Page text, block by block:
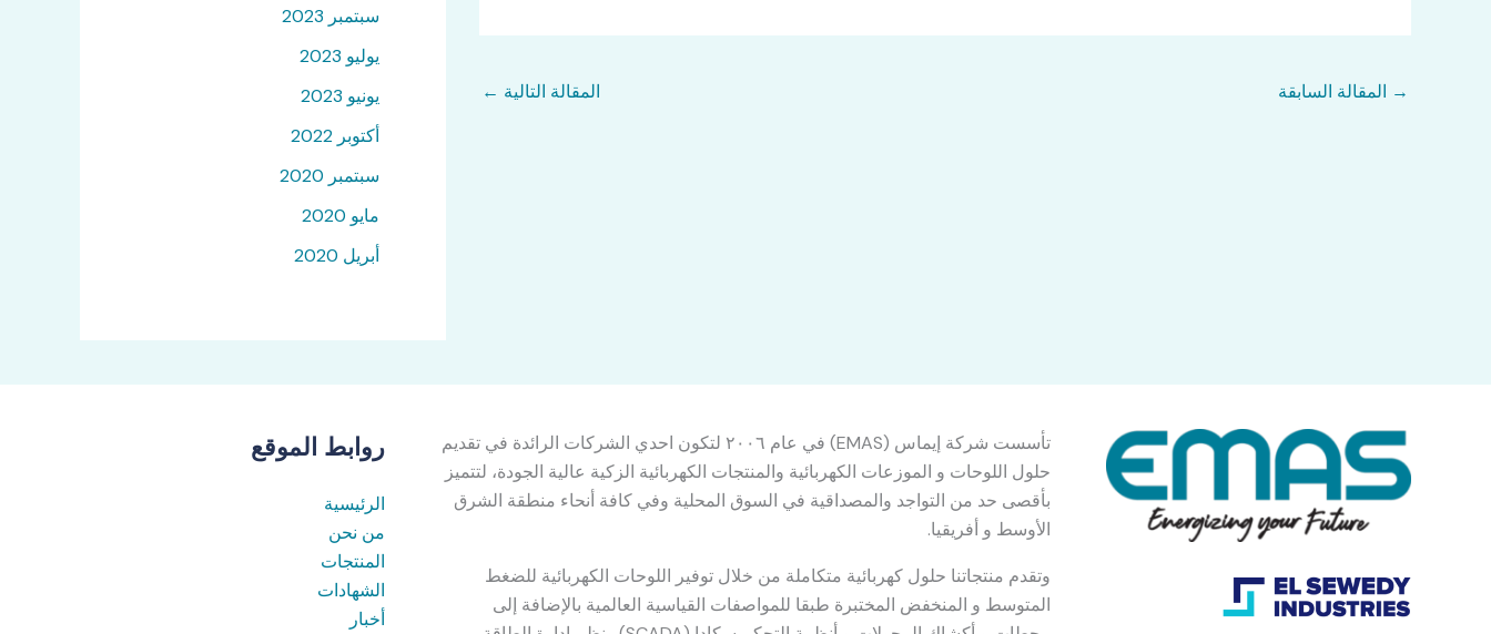
→ المقالة السابقة المقالة التالية ←
سبتمبر 2023
يوليو 2023
يونيو 2023
أكتوبر 2022
سبتمبر 2020
مايو 2020
أبريل 2020
تأسست شركة إيماس (EMAS) في عام ٢٠٠٦ لتكون احدي الشركات الرائدة في تقديم
حلول اللوحات و الموزعات الكهربائية والمنتجات الكهربائية الزكية عالية الجودة، لتتميز
بأقصى حد من التواجد والمصداقية في السوق المحلية وفي كافة أنحاء منطقة الشرق
الأوسط و أفريقيا.
وتقدم منتجاتنا حلول كهربائية متكاملة من خلال توفير اللوحات الكهربائية للضغط
المتوسط و المنخفض المختبرة طبقا للمواصفات القياسية العالمية بالإضافة إلى
روابط الموقع
الرئيسية
من نحن
المنتجات
الشهادات
أخبار